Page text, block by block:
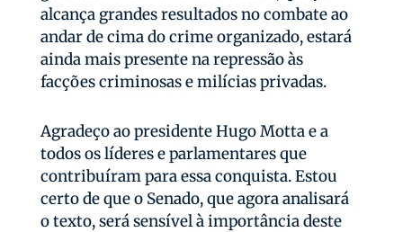
alcança grandes resultados no combate ao
andar de cima do crime organizado, estará
ainda mais presente na repressão às
facções criminosas e milícias privadas.
Agradeço ao presidente Hugo Motta e a
todos os líderes e parlamentares que
contribuíram para essa conquista. Estou
certo de que o Senado, que agora analisará
o texto, será sensível à importância deste